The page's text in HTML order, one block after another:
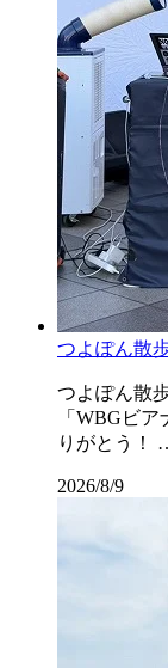
つよぽん散
つよぽん散
「WBGビ
りがとう
2026/8/9